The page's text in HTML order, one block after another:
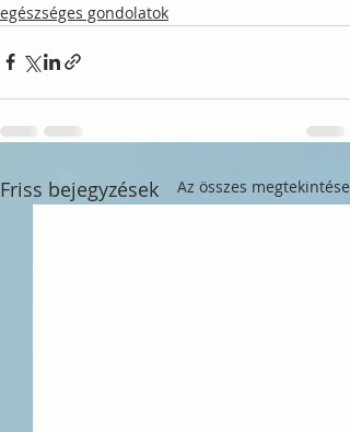
egészséges gondolatok
Friss bejegyzések Az összes megtekintése